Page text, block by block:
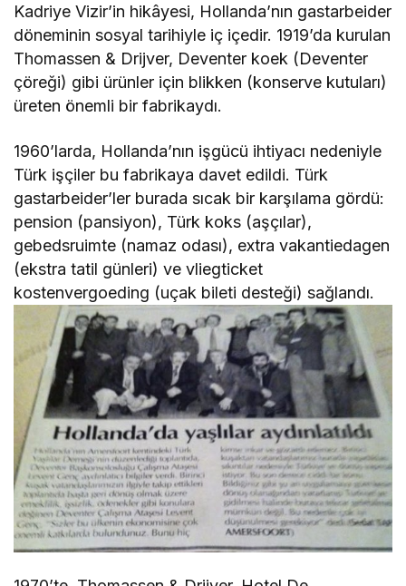
Kadriye Vizir’in hikâyesi, Hollanda’nın gastarbeider
döneminin sosyal tarihiyle iç içedir. 1919’da kurulan
Thomassen & Drijver, Deventer koek (Deventer
çöreği) gibi ürünler için blikken (konserve kutuları)
üreten önemli bir fabrikaydı.
1960’larda, Hollanda’nın işgücü ihtiyacı nedeniyle
Türk işçiler bu fabrikaya davet edildi. Türk
gastarbeider’ler burada sıcak bir karşılama gördü:
pension (pansiyon), Türk koks (aşçılar),
gebedsruimte (namaz odası), extra vakantiedagen
(ekstra tatil günleri) ve vliegticket
kostenvergoeding (uçak bileti desteği) sağlandı.